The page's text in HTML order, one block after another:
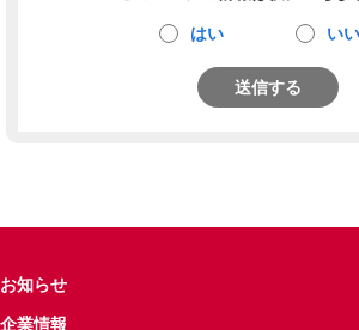
はい い
送信する
お知らせ
企業情報